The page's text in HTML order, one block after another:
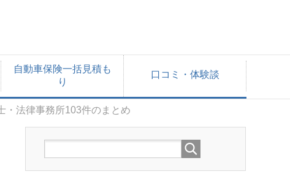
自動車保険一括見積も
り
口コミ・体験談
・法律事務所103件のまとめ